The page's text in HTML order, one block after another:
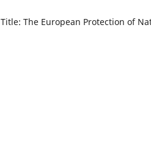
Title: The European Protection of